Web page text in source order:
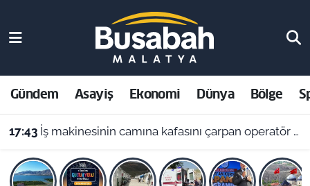
Gündem Asayiş Ekonomi Dünya Bölge
17:43 İş makinesinin camına kafasını çarpan operatör yaralandı
Asayiş
Ekonomi
Dünya
Malatya Nöbetçi Eczaneler
Malatya Hava Durumu
Malatya Namaz Vakitleri
Malatya Trafik Yoğunluk Haritası